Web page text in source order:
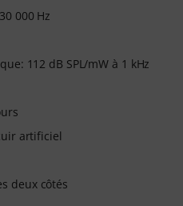
000 Hz
112 dB SPL/mW à 1 kHz
artificiel
deux côtés